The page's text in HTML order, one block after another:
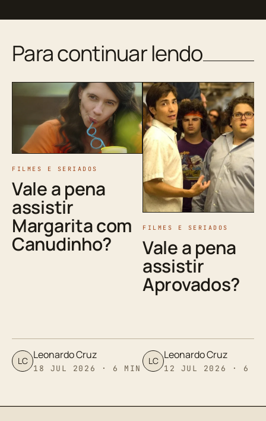
Para continuar lendo
FILMES E SERIADOS
Vale a pena
assistir
Margarita com
Canudinho?
LC Leonardo Cruz
18 JUL 2026 · 6 MIN
FILMES E SERIADOS
Vale a pena
assistir
Aprovados?
LC Leonardo Cruz
12 JUL 2026 · 6